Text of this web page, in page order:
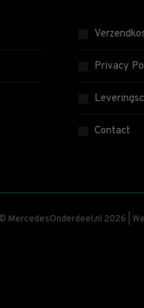
Privacy
Contact
MercedesOnderdeel.nl 2026 |